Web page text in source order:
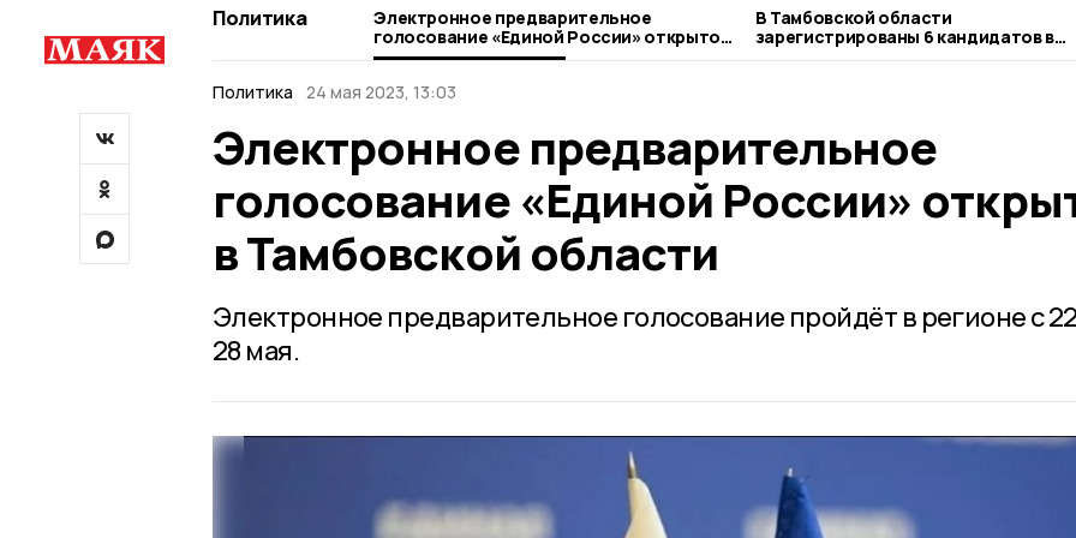
Политика
Электронное предварительное
голосование «Единой России» открыто в
Тамбовской области
В Тамбовской области
зарегистрированы 6 кандидатов в
депутаты Госдумы
Политика
24 мая 2023, 13:03
Электронное предварительное
голосование «Единой России»
в Тамбовской области
Электронное предварительное голосование пройдёт в регионе с
28 мая.